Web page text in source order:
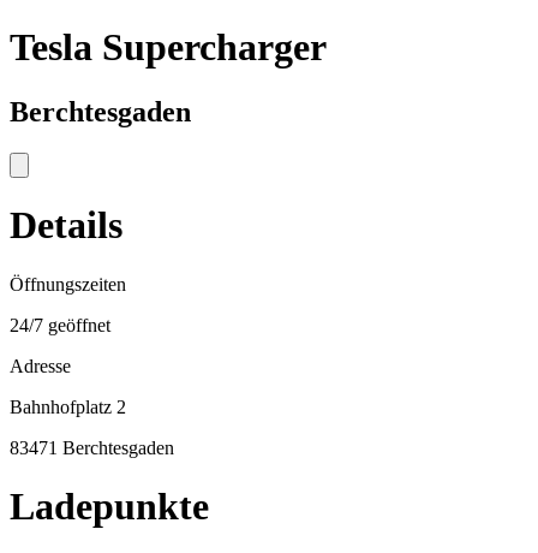
Tesla Supercharger
Berchtesgaden
Details
Öffnungszeiten
24/7 geöffnet
Adresse
Bahnhofplatz 2
83471 Berchtesgaden
Ladepunkte